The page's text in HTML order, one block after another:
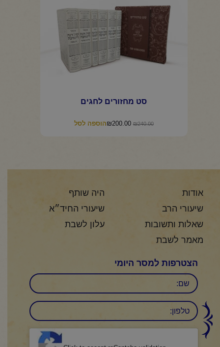
סט מחזורים לחגים
₪240.00
המחיר ₪200.00
המחיר
הוספה לסל
אודות
היה שותף
שיעורי הרב
שיעורי החיד״א
שאלות ותשובות
עלון לשבת
מאמר לשבת
הצטרפות למסר היומי
שם
טלפון: